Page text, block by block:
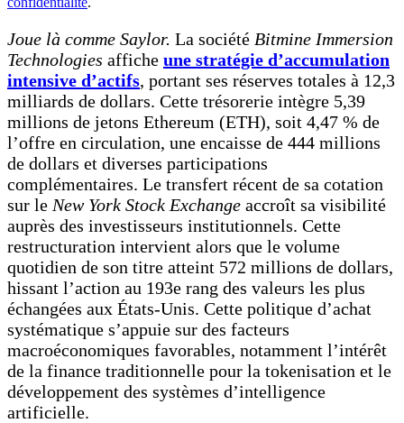
Joue là comme Saylor. La société Bitmine Immersion
Technologies affiche une stratégie d’accumulation
intensive d’actifs, portant ses réserves totales à 12,3
milliards de dollars. Cette trésorerie intègre 5,39
millions de jetons Ethereum (ETH), soit 4,47 % de
l’offre en circulation, une encaisse de 444 millions
de dollars et diverses participations
complémentaires. Le transfert récent de sa cotation
sur le New York Stock Exchange accroît sa visibilité
auprès des investisseurs institutionnels. Cette
restructuration intervient alors que le volume
quotidien de son titre atteint 572 millions de dollars,
hissant l’action au 193e rang des valeurs les plus
échangées aux États-Unis. Cette politique d’achat
systématique s’appuie sur des facteurs
macroéconomiques favorables, notamment l’intérêt
de la finance traditionnelle pour la tokenisation et le
développement des systèmes d’intelligence
artificielle.